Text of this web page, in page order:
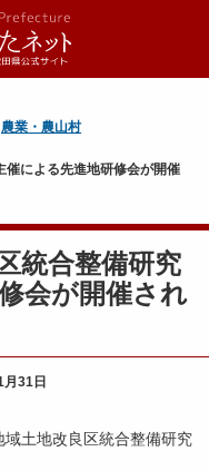
農業・農山村
催による先進地研修会が開催
統合整備研究
会が開催され
31日
土地改良区統合整備研究
ました。